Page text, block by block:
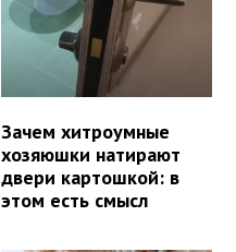
Зачем хитроумные
хозяюшки натирают
двери картошкой: в
этом есть смысл